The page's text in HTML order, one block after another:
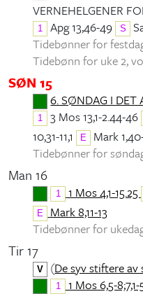
VERNEHELGENER
1 Apg 13,46-49 S
Tidebønner for
Tidebønn for uke 2,
SØN 15
6. SØNDAG I DET
1 3 Mos 13,1-2.44-46
10,31-11,1
E
Mark
Tidebønner for
Man 16
1 1 Mos 4,1-15.25
E
Mark 8,11-13
Tidebønner for
Tir 17
V (De syv stiftere
1 1 Mos 6,5-8;7,1-